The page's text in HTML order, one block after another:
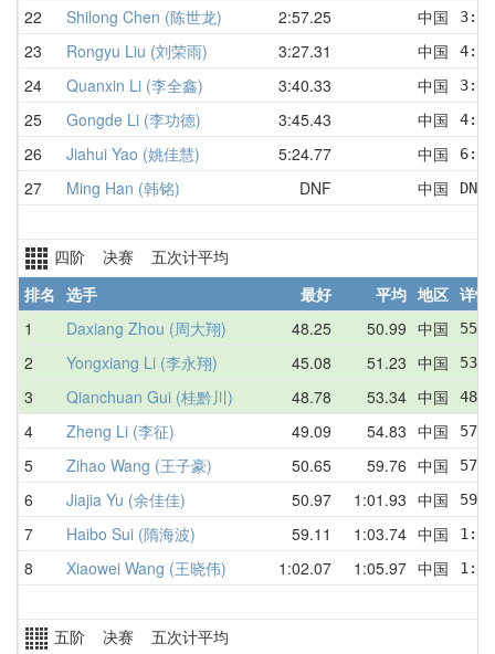
22 Shilong Chen (陈世龙) 2:57.25 中国
23 Rongyu Liu (刘荣雨) 3:27.31 中国
24 Quanxin Li (李全鑫) 3:40.33 中国
25 Gongde Li (李功德) 3:45.43 中国
26 Jiahui Yao (姚佳慧) 5:24.77 中国
27 Ming Han (韩铭) DNF 中国
四阶 决赛 五次计平均
排名 选手 最好 平均 地区 详情
1
Daxiang Zhou (周大翔) 48.25 50.99 中国
2 Yongxiang Li (李永翔) 45.08 51.23 中国
3 Qianchuan Gui (桂黔川) 48.78 53.34 中国
4 Zheng Li (李征) 49.09 54.83 中国
5 Zihao Wang (王子豪) 50.65 59.76 中国
6 Jiajia Yu (余佳佳) 50.97 1:01.93 中国
7 Haibo Sui (隋海波) 59.11 1:03.74 中国
8 Xiaowei Wang (王晓伟) 1:02.07 1:05.97 中国
五阶 决赛 五次计平均